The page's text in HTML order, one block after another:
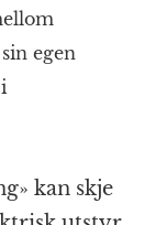
egen
kan skje